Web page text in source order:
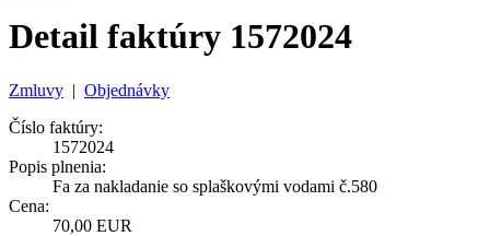
Detail faktúry 1572024
Zmluvy | Objednávky
Číslo faktúry:
1572024
Popis plnenia:
Fa za nakladanie so splaškovými vodami č.580
Cena:
70,00 EUR